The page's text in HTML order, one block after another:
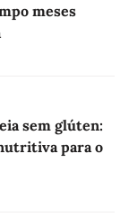
meses
sem glúten:
para o